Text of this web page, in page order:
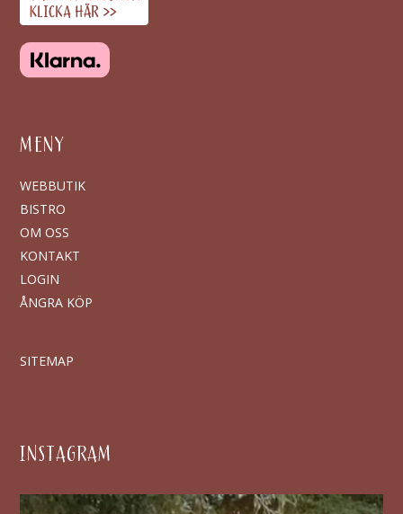
MENY
WEBBUTIK
BISTRO
OM OSS
KONTAKT
LOGIN
ÅNGRA KÖP
SITEMAP
INSTAGRAM